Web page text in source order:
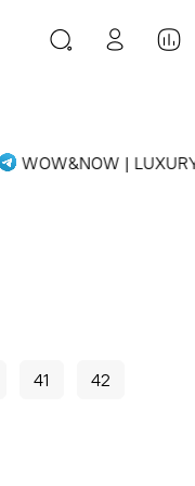
WOW&NOW | LUXURY
41 42